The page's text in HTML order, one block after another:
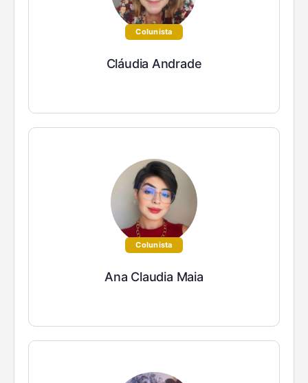
Colunista
Cláudia Andrade
Colunista
Ana Claudia Maia